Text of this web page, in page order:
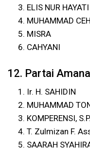
ELIS NUR HAYATI
MUHAMMAD
MISRA
CAHYANI
12. Partai
Ir. H. SAHIDIN
MUHAMMAD
KOMPERENSI,
T. Zulmizan F.
SAARAH